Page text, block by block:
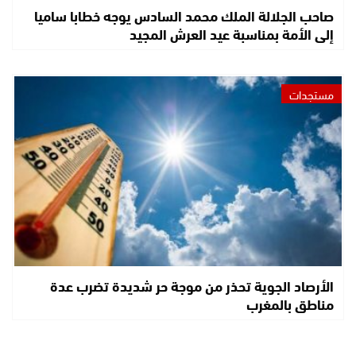
صاحب الجلالة الملك محمد السادس يوجه خطابا ساميا
إلى الأمة بمناسبة عيد العرش المجيد
مستجدات
الأرصاد الجوية تحذر من موجة حر شديدة تضرب عدة
مناطق بالمغرب